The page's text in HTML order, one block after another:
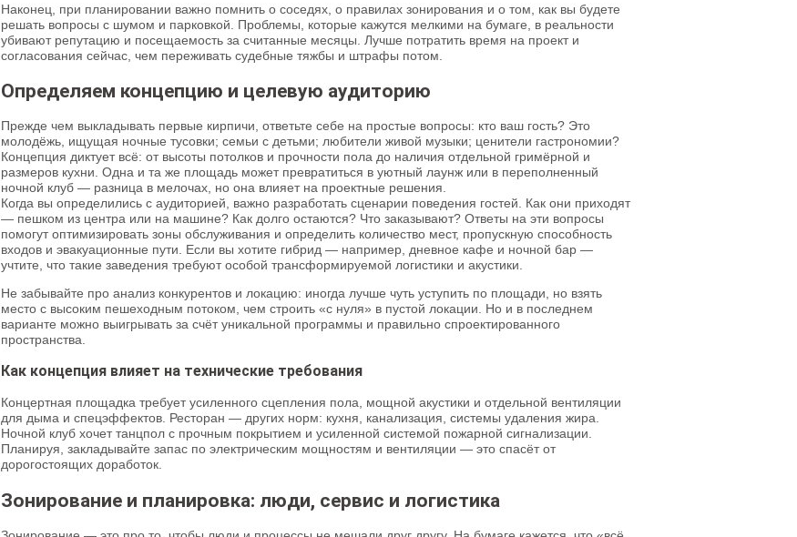
Наконец, при планировании важно помнить о соседях, о правилах зонирования и о том, как вы будете
решать вопросы с шумом и парковкой. Проблемы, которые кажутся мелкими на бумаге, в реальности
убивают репутацию и посещаемость за считанные месяцы. Лучше потратить время на проект и
согласования сейчас, чем переживать судебные тяжбы и штрафы потом.
Определяем концепцию и целевую аудиторию
Прежде чем выкладывать первые кирпичи, ответьте себе на простые вопросы: кто ваш гость? Это
молодёжь, ищущая ночные тусовки; семьи с детьми; любители живой музыки; ценители гастрономии?
Концепция диктует всё: от высоты потолков и прочности пола до наличия отдельной гримёрной и
размеров кухни. Одна и та же площадь может превратиться в уютный лаунж или в переполненный
ночной клуб — разница в мелочах, но она влияет на проектные решения.
Когда вы определились с аудиторией, важно разработать сценарии поведения гостей. Как они приходят
— пешком из центра или на машине? Как долго остаются? Что заказывают? Ответы на эти вопросы
помогут оптимизировать зоны обслуживания и определить количество мест, пропускную способность
входов и эвакуационные пути. Если вы хотите гибрид — например, дневное кафе и ночной бар —
учтите, что такие заведения требуют особой трансформируемой логистики и акустики.
Не забывайте про анализ конкурентов и локацию: иногда лучше чуть уступить по площади, но взять
место с высоким пешеходным потоком, чем строить «с нуля» в пустой локации. Но и в последнем
варианте можно выигрывать за счёт уникальной программы и правильно спроектированного
пространства.
Как концепция влияет на технические требования
Концертная площадка требует усиленного сцепления пола, мощной акустики и отдельной вентиляции
для дыма и спецэффектов. Ресторан — других норм: кухня, канализация, системы удаления жира.
Ночной клуб хочет танцпол с прочным покрытием и усиленной системой пожарной сигнализации.
Планируя, закладывайте запас по электрическим мощностям и вентиляции — это спасёт от
дорогостоящих доработок.
Зонирование и планировка: люди, сервис и логистика